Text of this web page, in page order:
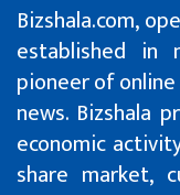
Bizshala.com,
established in
pioneer of online
news. Bizshala
economic
share market,